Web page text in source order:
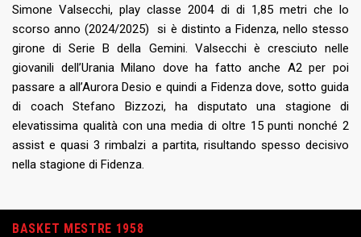
Simone Valsecchi, play classe 2004 di di 1,85 metri che lo
scorso anno (2024/2025) si è distinto a Fidenza, nello stesso
girone di Serie B della Gemini. Valsecchi è cresciuto nelle
giovanili dell’Urania Milano dove ha fatto anche A2 per poi
passare a all’Aurora Desio e quindi a Fidenza dove, sotto guida
di coach Stefano Bizzozi, ha disputato una stagione di
elevatissima qualità con una media di oltre 15 punti nonché 2
assist e quasi 3 rimbalzi a partita, risultando spesso decisivo
nella stagione di Fidenza.
BASKET MESTRE 1958